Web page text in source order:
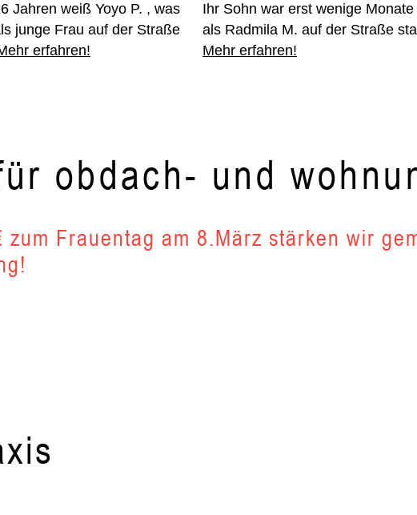
Jahren weiß Yoyo P. , was
junge Frau auf der Straße
erfahren!
Ihr Sohn war erst wenige Monate
als Radmila M. auf der Straße
Mehr erfahren!
obdach- und
Frauentag am 8.März stärken wir